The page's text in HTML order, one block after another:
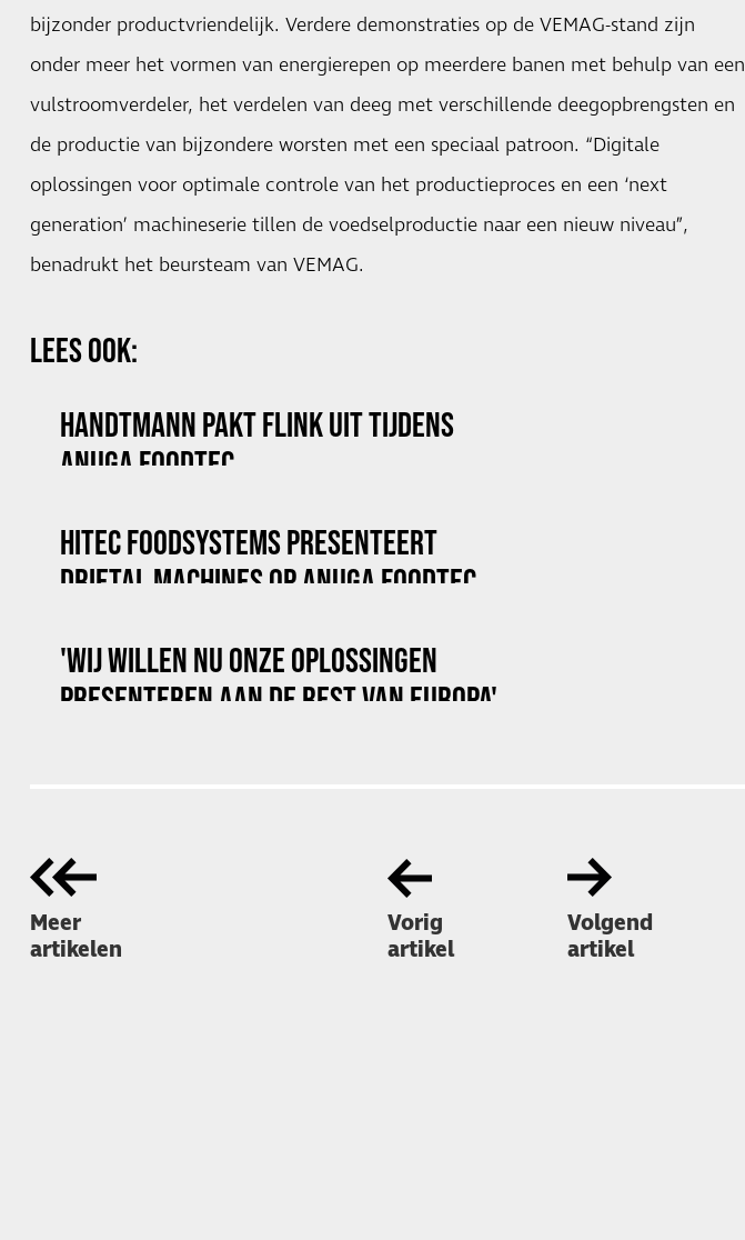
bijzonder productvriendelijk. Verdere demonstraties op de VEMAG-stand zijn
onder meer het vormen van energierepen op meerdere banen met behulp van een
vulstroomverdeler, het verdelen van deeg met verschillende deegopbrengsten en
de productie van bijzondere worsten met een speciaal patroon. “Digitale
oplossingen voor optimale controle van het productieproces en een ‘next
generation’ machineserie tillen de voedselproductie naar een nieuw niveau”,
benadrukt het beursteam van VEMAG.
LEES OOK:
HANDTMANN PAKT FLINK UIT TIJDENS
ANUGA FOODTEC
HITEC FOODSYSTEMS PRESENTEERT
DRIETAL MACHINES OP ANUGA FOODTEC
'WIJ WILLEN NU ONZE OPLOSSINGEN
PRESENTEREN AAN DE REST VAN EUROPA'
Meer
artikelen
Vorig
artikel
Volgend
artikel